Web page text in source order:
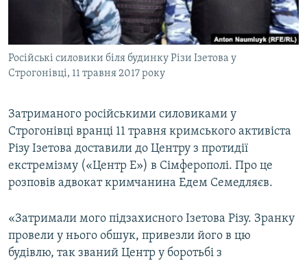
ВІДЕОУРОКИ «ELIFBE»
СВІДЧЕННЯ ОКУПАЦІЇ
УКРАЇНСЬКА ПРОБЛЕМА КРИМУ
Qırımtatar
Усі сайти RFE/RL
Російські силовики біля будинку Різи Ізетова у
Строгонівці, 11 травня 2017 року
Затриманого російськими силовиками у
Строгонівці вранці 11 травня кримського активіста
Різу Ізетова доставили до Центру з протидії
екстремізму («Центр Е») в Сімферополі. Про це
розповів адвокат кримчанина Едем Семедляєв.
«Затримали мого підзахисного Ізетова Різу. Зранку
провели у нього обшук, привезли його в цю
будівлю, так званий Центр у боротьбі з